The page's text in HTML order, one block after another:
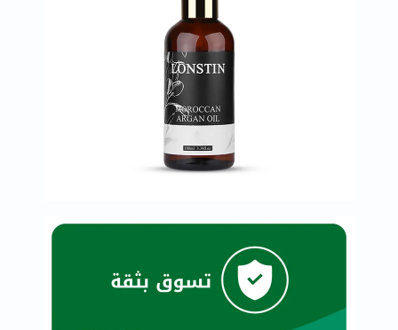
الوزن
فحص
صحي
روتيني
باقة
القلب
الصحي
IV
التحسس
الغذائي